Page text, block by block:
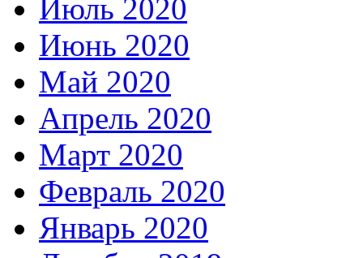
Июль 2020
Июнь 2020
Май 2020
Апрель 2020
Март 2020
Февраль 2020
Январь 2020